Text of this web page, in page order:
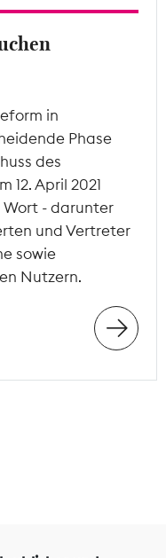
in
Phase
des
12. April 2021
Wort - darunter
und Vertreter
sowie
Nutzern.